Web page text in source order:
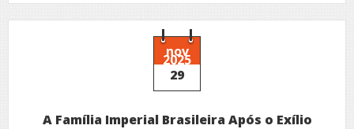
Golpe
que
Destituiu
Monarquia
Brasil
nov
2025
29
A Família Imperial Brasileira Após o Exílio